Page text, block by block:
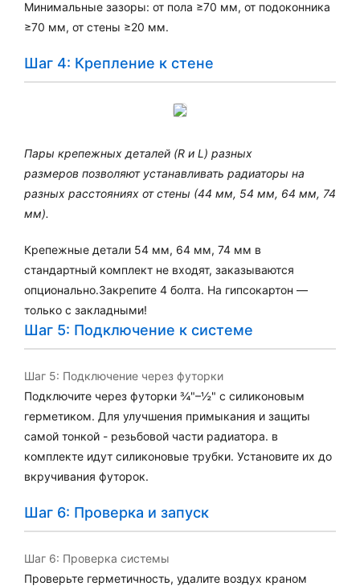
Минимальные зазоры: от пола ≥70 мм, от подоконника
≥70 мм, от стены ≥20 мм.
Шаг 4: Крепление к стене
Пары крепежных деталей (R и L) разных
размеров позволяют устанавливать радиаторы на
разных расстояниях от стены (44 мм, 54 мм, 64 мм, 74
мм).
Крепежные детали 54 мм, 64 мм, 74 мм в
стандартный комплект не входят, заказываются
опционально.Закрепите 4 болта. На гипсокартон —
только с закладными!
Шаг 5: Подключение к системе
Шаг 5: Подключение через футорки
Подключите через футорки ¾"–½" с силиконовым
герметиком. Для улучшения примыкания и защиты
самой тонкой - резьбовой части радиатора. в
комплекте идут силиконовые трубки. Установите их до
вкручивания футорок.
Шаг 6: Проверка и запуск
Шаг 6: Проверка системы
Проверьте герметичность, удалите воздух краном